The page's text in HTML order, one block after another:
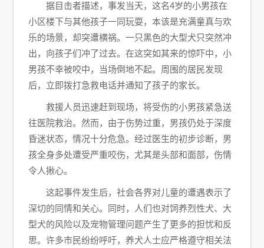
据目击者描述，事发当天，这名4岁的小男孩在
小区楼下与其他孩子一同玩耍，本该是充满童真与欢
乐的场景，却突遭横祸。一只黑色的大型犬只突然冲
出，向孩子们冲了过去。在这突如其来的惊吓中，小
男孩不幸被咬中，当场倒地不起。周围的居民发现
后，立即拨打急救电话并通知了孩子的家长。
救援人员迅速赶到现场，将受伤的小男孩紧急送
往医院救治。然而，由于伤势过重，男孩仍处于深度
昏迷状态，情况十分危急。经过医生的初步诊断，男
孩全身多处遭受严重咬伤，尤其是头部和面部，伤情
令人揪心。
这起事件发生后，社会各界对儿童的遭遇表示了
深切的同情和关心。同时，人们也对饲养烈性犬、大
型犬的风险以及宠物管理问题产生了更多的担忧和反
思。许多市民纷纷呼吁，养犬人士应严格遵守相关法